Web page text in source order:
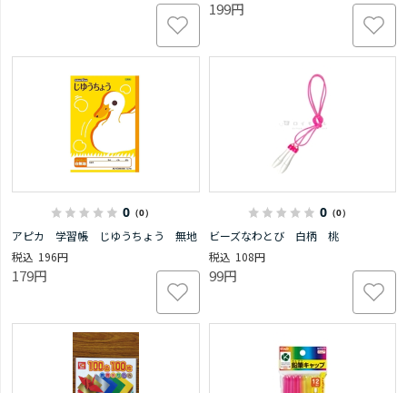
199円
0 （0）
アピカ 学習帳 じゆうちょう 無地
196円
179円
0（0）
ビーズなわとび 白柄 桃
108円
99円